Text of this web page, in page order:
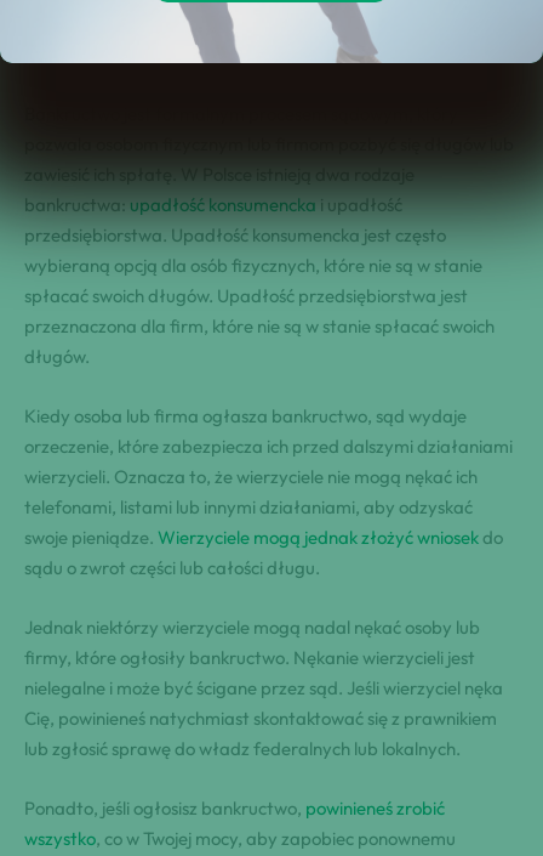
musisz czuć się bezradny. Dowiedz się, jak bankructwo może Ci
jak chronić się przed nękaniem wierzycieli
bankructwa: upadłość konsumencka i upadłość
przedsiębiorstwa. Upadłość konsumencka jest często
wybieraną opcją dla osób fizycznych, które nie są w stanie
spłacać swoich długów. Upadłość przedsiębiorstwa jest
przeznaczona dla firm, które nie są w stanie spłacać swoich
długów.
Kiedy osoba lub firma ogłasza bankructwo, sąd wydaje
orzeczenie, które zabezpiecza ich przed dalszymi działaniami
wierzycieli. Oznacza to, że wierzyciele nie mogą nękać ich
telefonami, listami lub innymi działaniami, aby odzyskać
swoje pieniądze. Wierzyciele mogą jednak złożyć wniosek do
sądu o zwrot części lub całości długu.
Jednak niektórzy wierzyciele mogą nadal nękać osoby lub
firmy, które ogłosiły bankructwo. Nękanie wierzycieli jest
nielegalne i może być ścigane przez sąd. Jeśli wierzyciel nęka
Cię, powinieneś natychmiast skontaktować się z prawnikiem
lub zgłosić sprawę do władz federalnych lub lokalnych.
Ponadto, jeśli ogłosisz bankructwo, powinieneś zrobić
wszystko, co w Twojej mocy, aby zapobiec ponownemu